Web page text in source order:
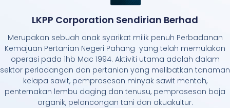
LKPP Corporation Sendirian Berhad
Merupakan sebuah anak syarikat milik penuh Perbadanan
Kemajuan Pertanian Negeri Pahang yang telah memulakan
operasi pada 1hb Mac 1994. Aktiviti utama adalah dalam
sektor perladangan dan pertanian yang melibatkan tanaman
kelapa sawit, pemprosesan minyak sawit mentah,
penternakan lembu daging dan tenusu, pemprosesan baja
organik, pelancongan tani dan akuakultur.